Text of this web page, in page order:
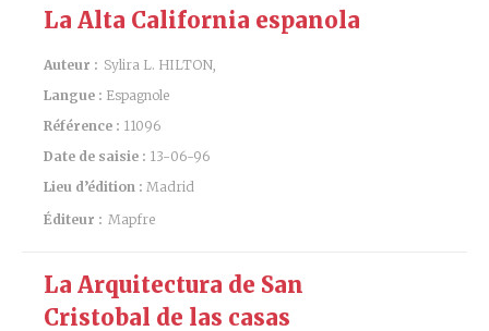
La Alta California espanola
Auteur : Sylira L. HILTON,
Langue : Espagnole
Référence : 11096
Date de saisie : 13-06-96
Lieu d’édition : Madrid
Éditeur : Mapfre
La Arquitectura de San
Cristobal de las casas